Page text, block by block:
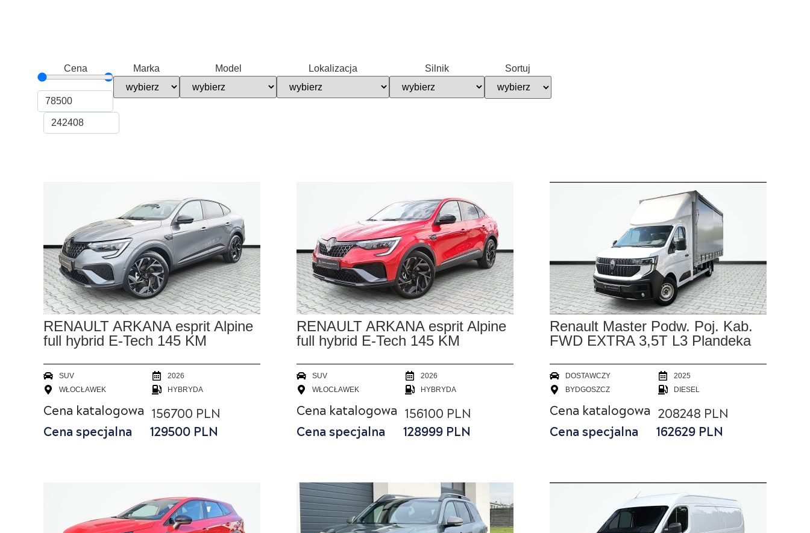
Cena Marka Model Lokalizacja Silnik Sortuj
RENAULT ARKANA esprit Alpine
full hybrid E-Tech 145 KM
SUV
2026
WŁOCŁAWEK
HYBRYDA
Cena katalogowa 156700 PLN
Cena specjalna 129500 PLN
RENAULT ARKANA esprit Alpine
full hybrid E-Tech 145 KM
SUV
2026
WŁOCŁAWEK
HYBRYDA
Cena katalogowa 156100 PLN
Cena specjalna 128999 PLN
Renault Master Podw. Poj. Kab.
FWD EXTRA 3,5T L3 Plandeka
DOSTAWCZY
2025
BYDGOSZCZ
DIESEL
Cena katalogowa 208248 PLN
Cena specjalna 162629 PLN